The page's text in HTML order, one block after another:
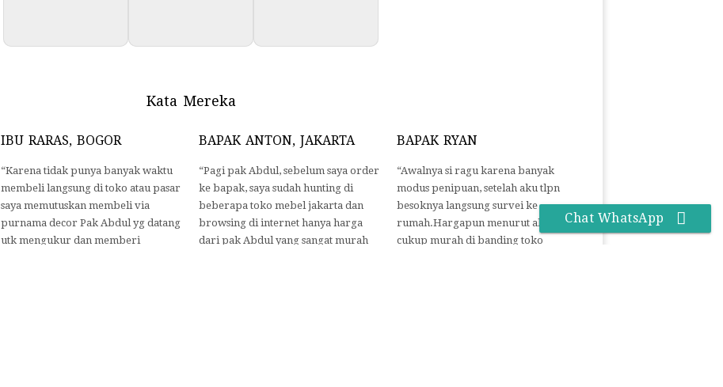
Kata Mereka
IBU RARAS, BOGOR
“Karena tidak punya banyak waktu
membeli langsung di toko atau pasar
saya memutuskan membeli via
purnama decor Pak Abdul yg datang
utk mengukur dan memberi
BAPAK ANTON, JAKARTA
“Pagi pak Abdul, sebelum saya order
ke bapak, saya sudah hunting di
beberapa toko mebel jakarta dan
browsing di internet hanya harga
dari pak Abdul yang sangat murah
BAPAK RYAN
“Awalnya si ragu karena banyak
modus penipuan, setelah aku tlpn
besoknya langsung survei ke
rumah.Hargapun menurut aku
cukup murah di banding toko
Chat WhatsApp